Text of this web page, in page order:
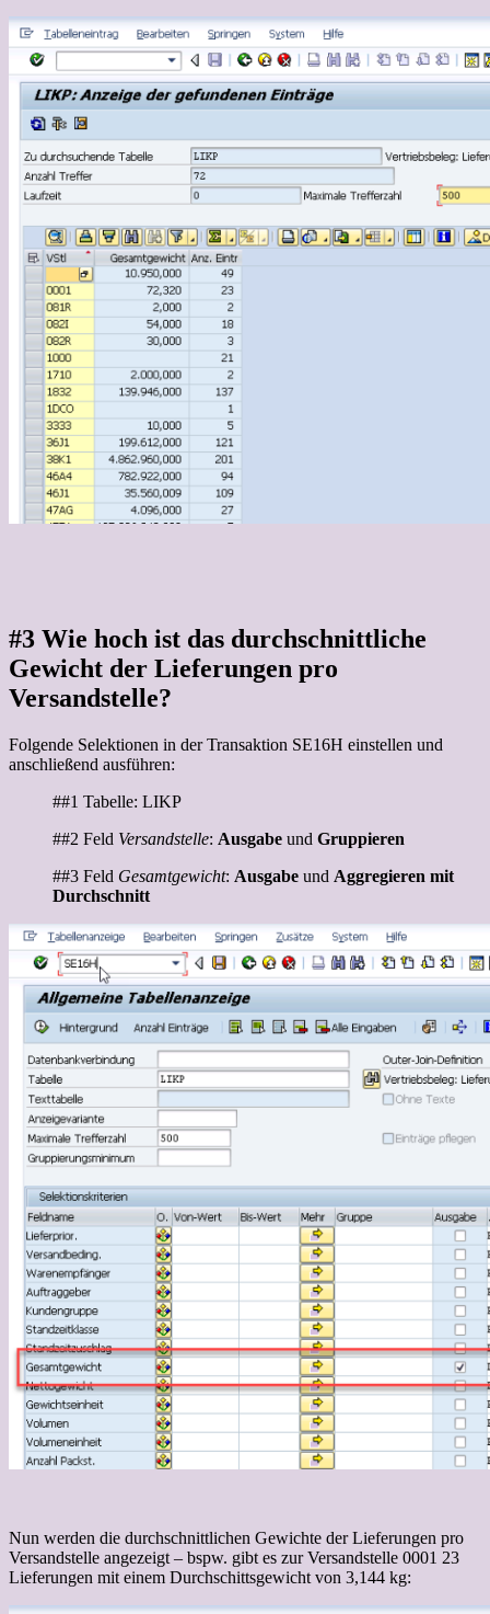
#3 Wie hoch ist das durchschnittliche
Gewicht der Lieferungen pro
Versandstelle?
Folgende Selektionen in der Transaktion SE16H einstellen und
anschließend ausführen:
##1 Tabelle: LIKP
##2 Feld Versandstelle: Ausgabe und Gruppieren
##3 Feld Gesamtgewicht: Ausgabe und Aggregieren mit
Durchschnitt
Nun werden die durchschnittlichen Gewichte der Lieferungen pro
Versandstelle angezeigt – bspw. gibt es zur Versandstelle 0001 23
Lieferungen mit einem Durchschittsgewicht von 3,144 kg: